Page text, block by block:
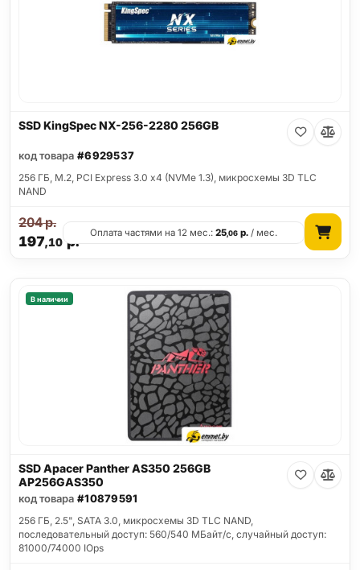
SSD KingSpec NX-256-2280 256GB
код товара #6929537
256 ГБ, M.2, PCI Express 3.0 x4 (NVMe 1.3), микросхемы 3D TLC
NAND
197,10р.
204р.
Оплата частями на 12 мес.:25,06 р. / мес.
В наличии
SSD Apacer Panther AS350 256GB
AP256GAS350
код товара #10879591
256 ГБ, 2.5", SATA 3.0, микросхемы 3D TLC NAND,
последовательный доступ: 560/540 МБайт/с, случайный доступ:
81000/74000 IOps